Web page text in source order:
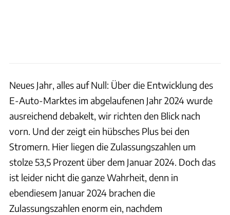
Neues Jahr, alles auf Null: Über die Entwicklung des
E-Auto-Marktes im abgelaufenen Jahr 2024 wurde
ausreichend debakelt, wir richten den Blick nach
vorn. Und der zeigt ein hübsches Plus bei den
Stromern. Hier liegen die Zulassungszahlen um
stolze 53,5 Prozent über dem Januar 2024. Doch das
ist leider nicht die ganze Wahrheit, denn in
ebendiesem Januar 2024 brachen die
Zulassungszahlen enorm ein, nachdem